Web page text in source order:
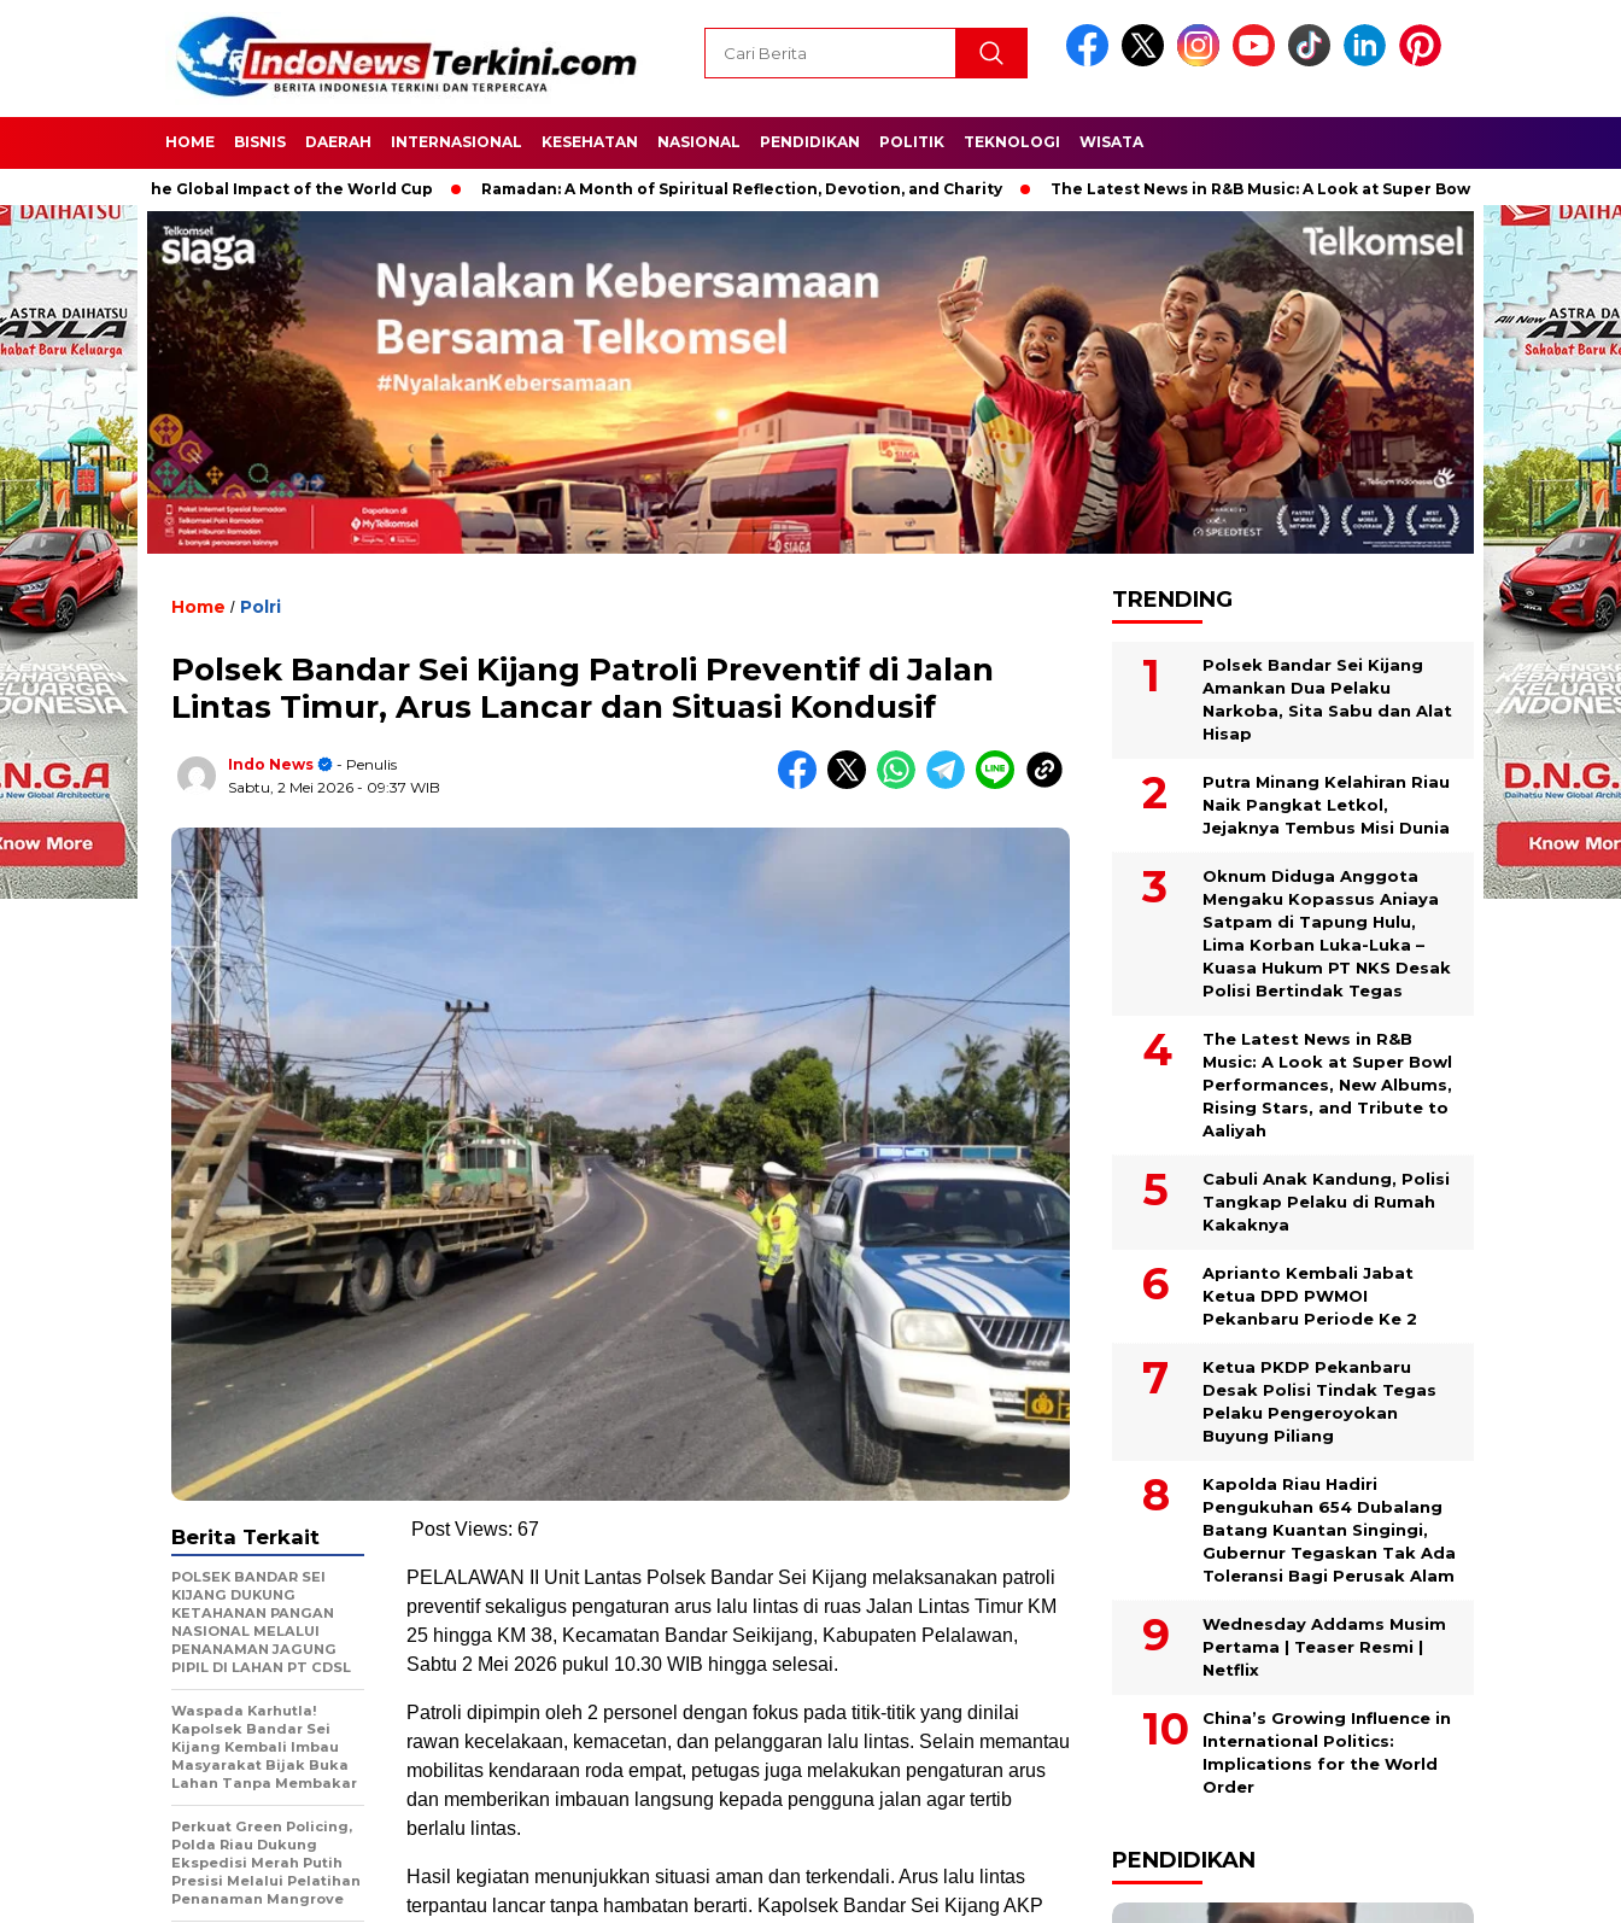
HOME BISNIS DAERAH INTERNASIONAL KESEHATAN NASIONAL PENDIDIKAN POLITIK TEKNOLOGI WISATA
The Global Impact of the World Cup Ramadan: A Month of Spiritual Reflection, Devotion, and Charity The Latest News in R&B Music: A Look at Super Bowl Performances, New
Home / Polri
Polsek Bandar Sei Kijang Patroli Preventif di Jalan
Lintas Timur, Arus Lancar dan Situasi Kondusif
Indo News
- Penulis
Sabtu, 2 Mei 2026 - 09:37 WIB
Post Views: 67
PELALAWAN II Unit Lantas Polsek Bandar Sei Kijang melaksanakan patroli
preventif sekaligus pengaturan arus lalu lintas di ruas Jalan Lintas Timur KM
25 hingga KM 38, Kecamatan Bandar Seikijang, Kabupaten Pelalawan,
Sabtu 2 Mei 2026 pukul 10.30 WIB hingga selesai.
Patroli dipimpin oleh 2 personel dengan fokus pada titik-titik yang dinilai
rawan kecelakaan, kemacetan, dan pelanggaran lalu lintas. Selain memantau
mobilitas kendaraan roda empat, petugas juga melakukan pengaturan arus
dan memberikan imbauan langsung kepada pengguna jalan agar tertib
berlalu lintas.
Hasil kegiatan menunjukkan situasi aman dan terkendali. Arus lalu lintas
terpantau lancar tanpa hambatan berarti. Kapolsek Bandar Sei Kijang AKP
Berita Terkait
POLSEK BANDAR SEI
KIJANG DUKUNG
KETAHANAN PANGAN
NASIONAL MELALUI
PENANAMAN JAGUNG
PIPIL DI LAHAN PT CDSL
Waspada Karhutla!
Kapolsek Bandar Sei
Kijang Kembali Imbau
Masyarakat Bijak Buka
Lahan Tanpa Membakar
Perkuat Green Policing,
Polda Riau Dukung
Ekspedisi Merah Putih
Presisi Melalui Pelatihan
Penanaman Mangrove
TRENDING
Polsek Bandar Sei Kijang
Amankan Dua Pelaku
Narkoba, Sita Sabu dan Alat
Hisap
Putra Minang Kelahiran Riau
Naik Pangkat Letkol,
Jejaknya Tembus Misi Dunia
Oknum Diduga Anggota
Mengaku Kopassus Aniaya
Satpam di Tapung Hulu,
Lima Korban Luka-Luka –
Kuasa Hukum PT NKS Desak
Polisi Bertindak Tegas
The Latest News in R&B
Music: A Look at Super Bowl
Performances, New Albums,
Rising Stars, and Tribute to
Aaliyah
Cabuli Anak Kandung, Polisi
Tangkap Pelaku di Rumah
Kakaknya
Aprianto Kembali Jabat
Ketua DPD PWMOI
Pekanbaru Periode Ke 2
Ketua PKDP Pekanbaru
Desak Polisi Tindak Tegas
Pelaku Pengeroyokan
Buyung Piliang
Kapolda Riau Hadiri
Pengukuhan 654 Dubalang
Batang Kuantan Singingi,
Gubernur Tegaskan Tak Ada
Toleransi Bagi Perusak Alam
Wednesday Addams Musim
Pertama | Teaser Resmi |
Netflix
China’s Growing Influence in
International Politics:
Implications for the World
Order
PENDIDIKAN